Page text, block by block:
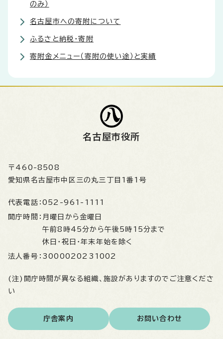
のみ）
名古屋市への寄附について
ふるさと納税・寄附
寄附金メニュー（寄附の使い途）と実績
名古屋市役所
〒460-8508
愛知県名古屋市中区三の丸三丁目1番1号
代表電話： 052-961-1111
開庁時間： 月曜日から金曜日
午前8時45分から午後5時15分まで
休日・祝日・年末年始を除く
法人番号： 3000020231002
(注)開庁時間が異なる組織、施設がありますのでご注意くださ
い
庁舎案内 お問い合わせ